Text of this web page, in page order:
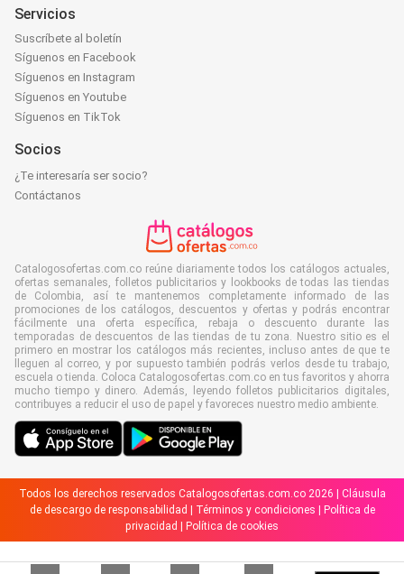
Servicios
Suscríbete al boletín
Síguenos en Facebook
Síguenos en Instagram
Síguenos en Youtube
Síguenos en TikTok
Socios
¿Te interesaría ser socio?
Contáctanos
Catalogosofertas.com.co reúne diariamente todos los catálogos actuales,
ofertas semanales, folletos publicitarios y lookbooks de todas las tiendas
de Colombia, así te mantenemos completamente informado de las
promociones de los catálogos, descuentos y ofertas y podrás encontrar
fácilmente una oferta específica, rebaja o descuento durante las
temporadas de descuentos de las tiendas de tu zona. Nuestro sitio es el
primero en mostrar los catálogos más recientes, incluso antes de que te
lleguen al correo, y por supuesto también podrás verlos desde tu trabajo,
escuela o tienda. Coloca Catalogosofertas.com.co en tus favoritos y ahorra
mucho tiempo y dinero. Además, leyendo folletos publicitarios digitales,
contribuyes a reducir el uso de papel y favoreces nuestro medio ambiente.
Todos los derechos reservados Catalogosofertas.com.co 2026 | Cláusula
de descargo de responsabilidad | Términos y condiciones | Política de
privacidad | Política de cookies